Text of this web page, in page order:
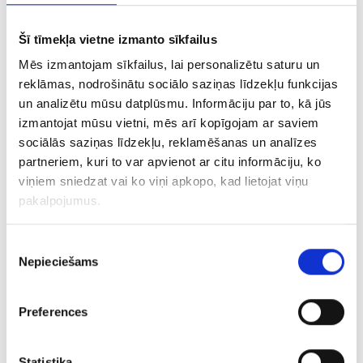
Šī tīmekļa vietne izmanto sīkfailus
Mēs izmantojam sīkfailus, lai personalizētu saturu un
reklāmas, nodrošinātu sociālo saziņas līdzekļu funkcijas
un analizētu mūsu datplūsmu. Informāciju par to, kā jūs
izmantojat mūsu vietni, mēs arī kopīgojam ar saviem
sociālās saziņas līdzekļu, reklamēšanas un analīzes
partneriem, kuri to var apvienot ar citu informāciju, ko
viņiem sniedzat vai ko viņi apkopo, kad lietojat viņu
pakalpojumus.
izvēle
Nepieciešams
Preferences
kampaņu pārvaldīšanu Lietuvā, saskārāmies ar situāciju,
jeb strādāja ar zaudējumiem.…
Ieņēmumu
pieaugums
+180%
Reklāmas budžeta
samazinājums
-46%
Display stratēģijas maiņa